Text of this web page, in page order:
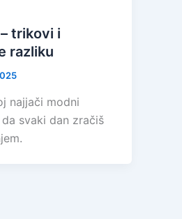
trikovi i
razliku
najjači modni
svaki dan zračiš